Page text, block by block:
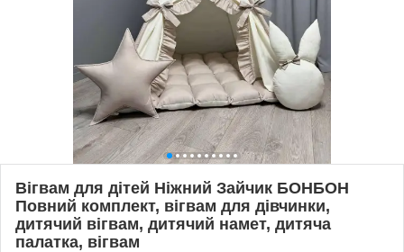
Вігвам для дітей Ніжний Зайчик БОНБОН
Повний комплект, вігвам для дівчинки,
дитячий вігвам, дитячий намет, дитяча
палатка, вігвам